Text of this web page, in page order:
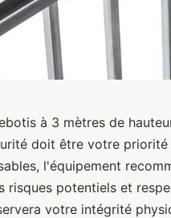
à 3 mètres de
doit être votre priorité
l'équipement
risques potentiels et
votre intégrité